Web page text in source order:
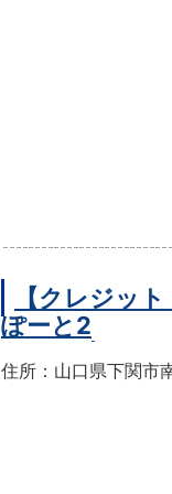
【クレジッ
ぽーと2
住所：山口県下関市